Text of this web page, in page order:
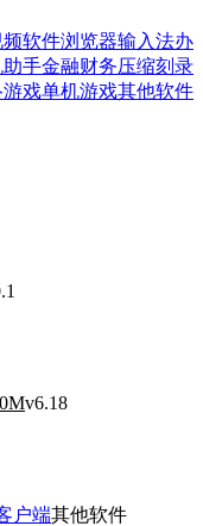
频软件浏览器输入法办
手金融财务压缩刻录
游戏单机游戏其他软件
v6.18
户端其他软件